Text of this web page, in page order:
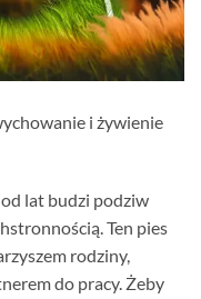
i żywienie
lat budzi podziw
Ten pies
rodziny,
do pracy. Żeby